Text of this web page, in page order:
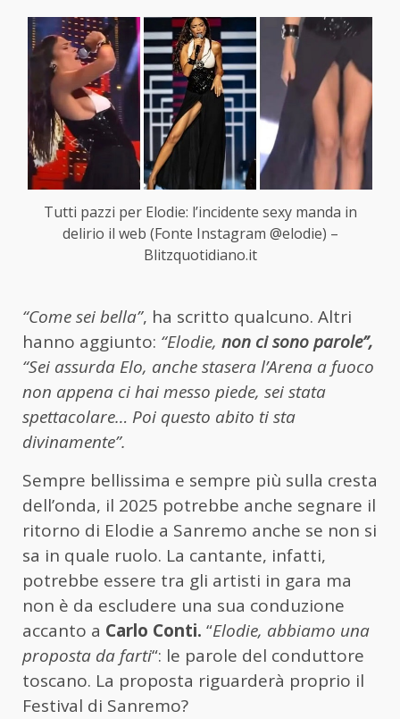
Tutti pazzi per Elodie: l’incidente sexy manda in
delirio il web (Fonte Instagram @elodie) –
Blitzquotidiano.it
“Come sei bella”, ha scritto qualcuno. Altri
hanno aggiunto: “Elodie, non ci sono parole”,
“Sei assurda Elo, anche stasera l’Arena a fuoco
non appena ci hai messo piede, sei stata
spettacolare… Poi questo abito ti sta
divinamente”.
Sempre bellissima e sempre più sulla cresta
dell’onda, il 2025 potrebbe anche segnare il
ritorno di Elodie a Sanremo anche se non si
sa in quale ruolo. La cantante, infatti,
potrebbe essere tra gli artisti in gara ma
non è da escludere una sua conduzione
accanto a Carlo Conti. “Elodie, abbiamo una
proposta da farti“: le parole del conduttore
toscano. La proposta riguarderà proprio il
Festival di Sanremo?